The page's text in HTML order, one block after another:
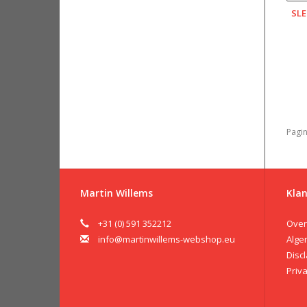
Martin Willems
+31 (0) 591 352212
info@martinwillems-webshop.eu